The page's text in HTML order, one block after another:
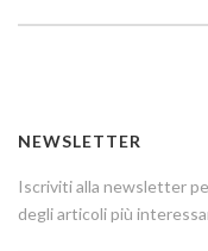
NEWSLETTER
Iscriviti alla newsletter
degli articoli più